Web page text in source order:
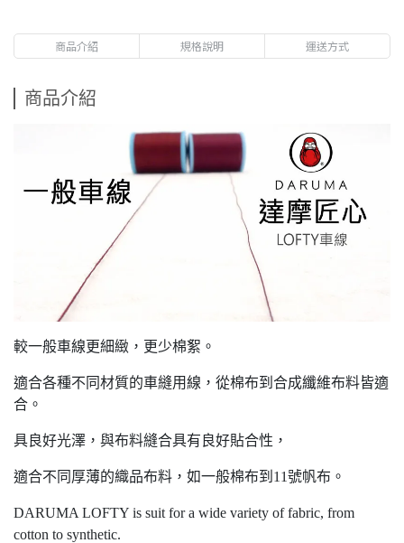
商品介紹 規格說明 運送方式
商品介紹
較一般車線更細緻，更少棉絮。
適合各種不同材質的車縫用線，從棉布到合成纖維布料皆適
合。
具良好光澤，與布料縫合具有良好貼合性，
適合不同厚薄的織品布料，如一般棉布到11號帆布。
DARUMA LOFTY is suit for a wide variety of fabric, from
cotton to synthetic.